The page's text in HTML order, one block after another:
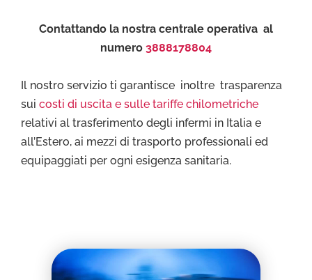
Contattando la nostra centrale operativa al
numero 3888178804
Il nostro servizio ti garantisce inoltre trasparenza
sui costi di uscita e sulle tariffe chilometriche
relativi al trasferimento degli infermi in Italia e
all’Estero, ai mezzi di trasporto professionali ed
equipaggiati per ogni esigenza sanitaria.